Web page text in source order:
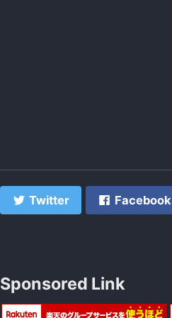
Twitter Facebook
Sponsored Link